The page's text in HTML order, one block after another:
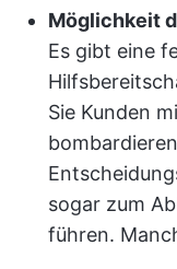
Möglichkeit
Es gibt eine
Sie Kunden
sogar zum
führen.